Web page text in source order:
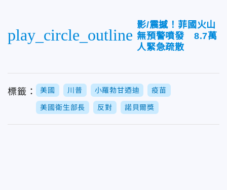
play_circle_outline
影/震撼！菲國火山
無預警噴發 8.7萬
人緊急疏散
標籤： 美國 川普 小羅勃甘迺迪 疫苗
美國衛生部長 反對 諾貝爾獎